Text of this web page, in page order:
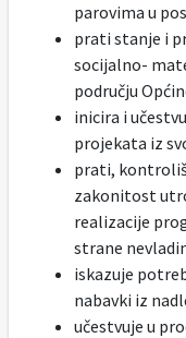
parovima u
prati stanje i
socijalno-
području
inicira i
projekata iz
prati,
zakonitost
realizacije
strane
iskazuje
nabavki iz
učestvuje u